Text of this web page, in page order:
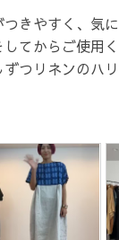
きやすく、気
てからご使用
つリネンのハ